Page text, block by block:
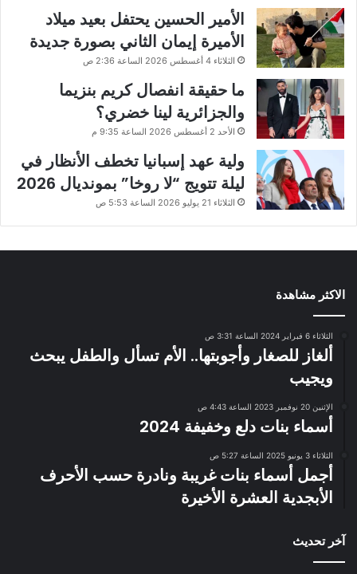
الأمير الحسين يحتفل بعيد ميلاد
الأميرة إيمان الثاني بصورة جديدة
الثلاثاء 4 أغسطس 2026 الساعة 2:36 ص
ما حقيقة انفصال كريم بنزيما
والجزائرية لينا خضري؟
الأحد 2 أغسطس 2026 الساعة 9:35 م
ولية عهد إسبانيا تخطف الأنظار في
ليلة تتويج “لا روخا” بمونديال 2026
الثلاثاء 21 يوليو 2026 الساعة 5:53 ص
الاكثر مشاهدة
الثلاثاء 6 فبراير 2024 الساعة 3:31 ص
ألغاز للصغار وأجوبتها.. الأم تسأل والطفل يبحث
ويجيب
الإثنين 20 نوفمبر 2023 الساعة 4:43 ص
أسماء بنات دلع وخفيفة 2024
الثلاثاء 3 يونيو 2025 الساعة 5:27 ص
أجمل أسماء بنات غريبة ونادرة حسب الأحرف
الأبجدية العشرة الأخيرة
آخر تحديث